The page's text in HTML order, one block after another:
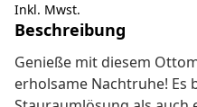
Inkl. Mwst.
Beschreibung
Genieße mit diesem
erholsame Nachtruhe! Es